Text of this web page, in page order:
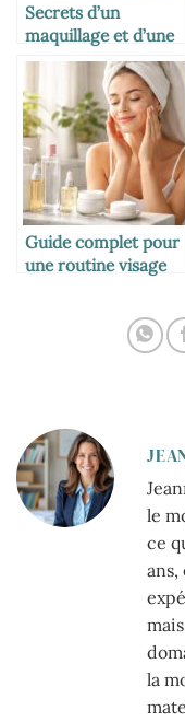
Secrets d’un
maquillage et d’une
coiffure au charme
romantique
Guide complet pour
une routine visage
le
ce
ans,
la